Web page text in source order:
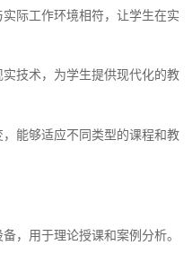
际工作环境相符，让学生在实
技术，为学生提供现代化的教
能够适应不同类型的课程和教
，用于理论授课和案例分析。